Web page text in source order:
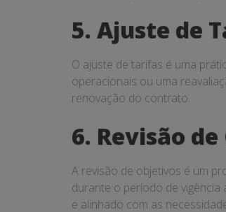
5. Ajuste de
O ajuste de tarifas é uma
operacionais ou uma
renovação do contrato.
6. Revisão
A revisão de objetivos é um
durante o período de
e alinhado com as